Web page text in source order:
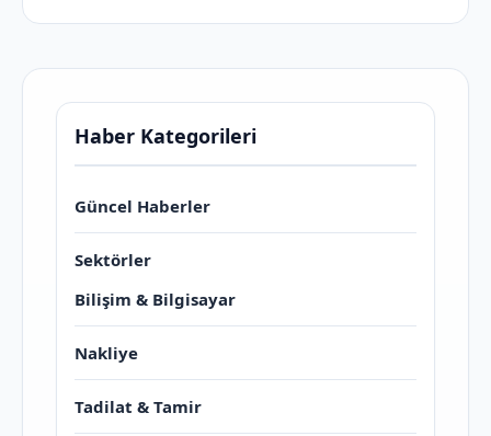
Haber Kategorileri
Güncel Haberler
Sektörler
Bilişim & Bilgisayar
Nakliye
Tadilat & Tamir